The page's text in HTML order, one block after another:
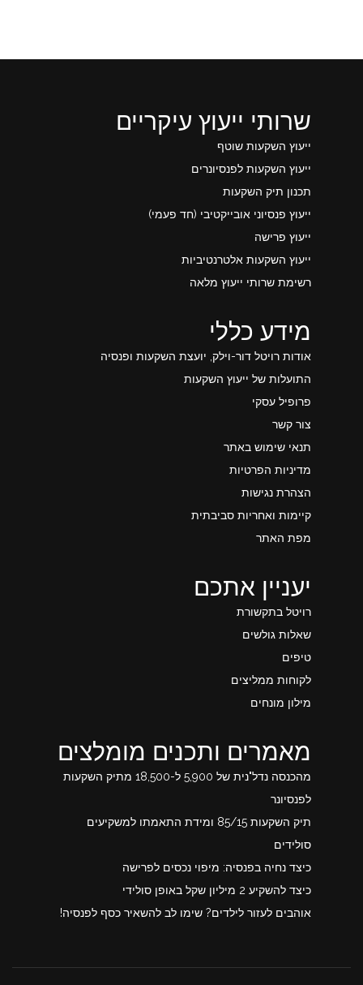
שרותי ייעוץ עיקריים
ייעוץ השקעות שוטף
ייעוץ השקעות לפנסיונרים
תכנון תיק השקעות
ייעוץ פנסיוני אובייקטיבי (חד פעמי)
ייעוץ פרישה
ייעוץ השקעות אלטרנטיביות
רשימת שרותי ייעוץ מלאה
מידע כללי
אודות רויטל דור-וילק, יועצת השקעות ופנסיה
התועלות של ייעוץ השקעות
פרופיל עסקי
צור קשר
תנאי שימוש באתר
מדיניות הפרטיות
הצהרת נגישות
קיימות ואחריות סביבתית
מפת האתר
יעניין אתכם
רויטל בתקשורת
שאלות גולשים
טיפים
לקוחות ממליצים
מילון מונחים
מאמרים ותכנים מומלצים
מהכנסה נדל"נית של 5,900 ל-18,500 מתיק השקעות
לפנסיונר
תיק השקעות 85/15 ומידת התאמתו למשקיעים
סולידים
כיצד נחיה בפנסיה: מיפוי נכסים לפרישה
כיצד להשקיע 2 מיליון שקל באופן סולידי
אוהבים לעזור לילדים? שימו לב להשאיר כסף לפנסיה!